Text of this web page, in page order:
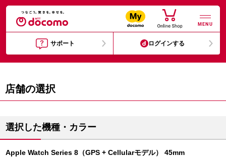
MENU
サポート ログインする
店舗の選択
選択した機種・カラー
Apple Watch Series 8（GPS + Cellularモデル） 45mm